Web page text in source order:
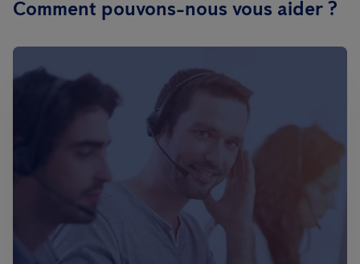
Comment pouvons-nous vous aider ?